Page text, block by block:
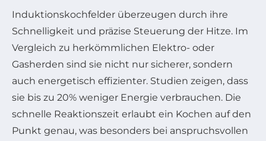
Induktionskochfelder überzeugen durch ihre
Schnelligkeit und präzise Steuerung der Hitze. Im
Vergleich zu herkömmlichen Elektro- oder
Gasherden sind sie nicht nur sicherer, sondern
auch energetisch effizienter. Studien zeigen, dass
sie bis zu 20% weniger Energie verbrauchen. Die
schnelle Reaktionszeit erlaubt ein Kochen auf den
Punkt genau, was besonders bei anspruchsvollen